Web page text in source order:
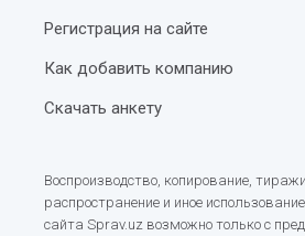
Регистрация на сайте
Как добавить компанию
Скачать анкету
Воспроизводство, копирование,
распространение и иное
сайта Sprav.uz возможно только с